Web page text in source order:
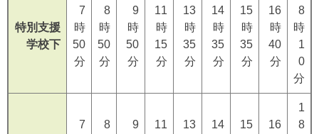
特別支援
学校下
7
時
50
分
8
時
50
分
9
時
50
分
11
時
15
分
13
時
35
分
14
時
35
分
15
時
35
分
16
時
40
分
8
時
1
0
分
7
8
9
11
13
14
15
16
1
8